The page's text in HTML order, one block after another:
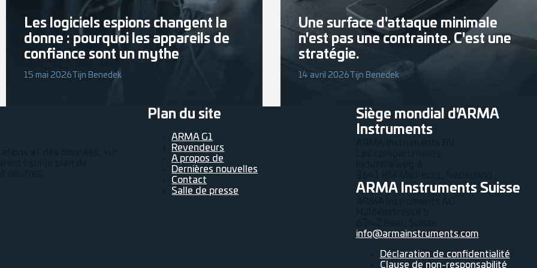
Les logiciels espions changent la
donne : pourquoi les appareils de
confiance sont un mythe
15 mai 2026 Tijn Benedek
Une surface d'attaque minimale
n'est pas une contrainte. C'est une
stratégie.
14 avril 2026 Tijn Benedek
Plan du site
ARMA G1
Revendeurs
A propos de
Dernières nouvelles
Contact
Salle de presse
Siège mondial d'ARMA
Instruments
ARMA Instruments Suisse
info@armainstruments.com
Déclaration de confidentialité
Clause de non-responsabilité